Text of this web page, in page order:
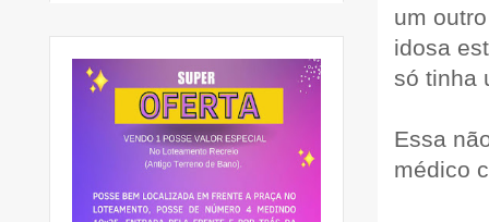
um
idosa
só tinha
Essa
médico